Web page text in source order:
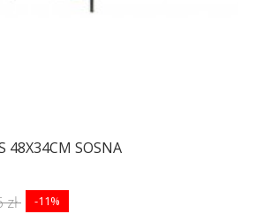
48X34CM SOSNA
zł -11%